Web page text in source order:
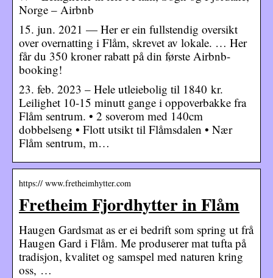
Norge – Airbnb
15. jun. 2021 — Her er ein fullstendig oversikt
over overnatting i Flåm, skrevet av lokale. … Her
får du 350 kroner rabatt på din første Airbnb-
booking!
23. feb. 2023 – Hele utleiebolig til 1840 kr.
Leilighet 10-15 minutt gange i oppoverbakke fra
Flåm sentrum. • 2 soverom med 140cm
dobbelseng • Flott utsikt til Flåmsdalen • Nær
Flåm sentrum, m…
https:// www.fretheimhytter.com
Fretheim Fjordhytter in Flåm
Haugen Gardsmat as er ei bedrift som spring ut frå
Haugen Gard i Flåm. Me produserer mat tufta på
tradisjon, kvalitet og samspel med naturen kring
oss, …